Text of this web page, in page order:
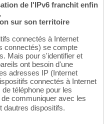
de l'IPv6 franchit enfin
sur son territoire
connectés à Internet
connectés) se compte
Mais pour s'identifier et
ont besoin d'une
adresses IP (Internet
connectés à Internet
téléphone pour les
communiquer avec les
dispositifs.